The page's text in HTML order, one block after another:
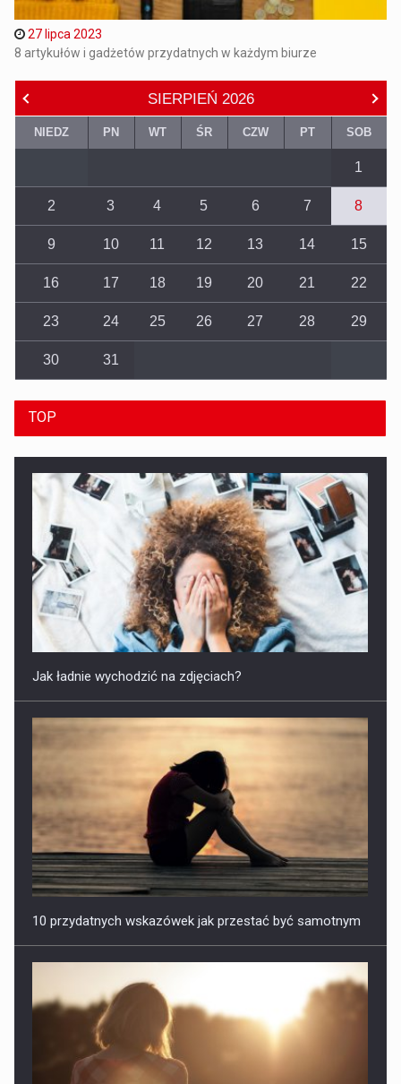
27 lipca 2023
8 artykułów i gadżetów przydatnych w każdym biurze
SIERPIEŃ 2026
NIEDZ PN WT ŚR CZW PT SOB
1
2 3 4 5 6 7 8
9 10 11 12 13 14 15
16 17 18 19 20 21 22
23 24 25 26 27 28 29
30 31
TOP
Jak ładnie wychodzić na zdjęciach?
10 przydatnych wskazówek jak przestać być samotnym